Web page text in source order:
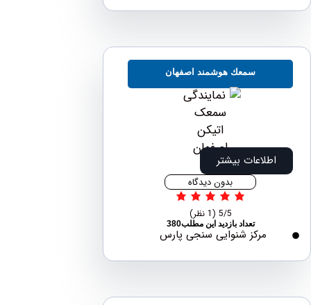
سمعك هوشمند اصفهان
اطلاعات بیشتر
بدون دیدگاه
تعداد بازدید این مطلب380
مرکز شنوایی سنجی پارس